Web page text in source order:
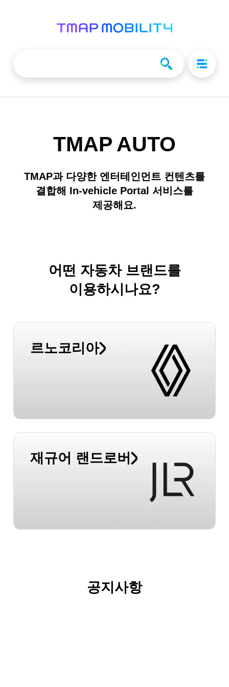
TMAP AUTO
TMAP과 다양한 엔터테인먼트 컨텐츠를
결합해 In-vehicle Portal 서비스를
제공해요.
어떤 자동차 브랜드를
이용하시나요?
르노코리아
재규어 랜드로버
공지사항